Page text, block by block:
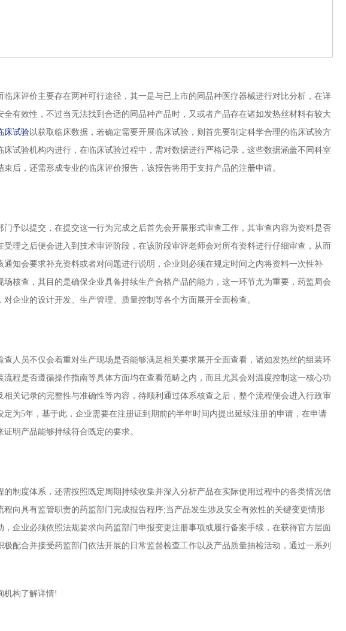
评价主要存在两种可行途径，其一是与已上市的同品种医疗器械进行对比分析，在详
有效性，不过当无法找到合适的同品种产品时，又或者产品存在诸如发热丝材料有较大
床试验以获取临床数据，若确定需要开展临床试验，则首先要制定科学合理的临床试验方
试验机构内进行，在临床试验过程中，需对数据进行严格记录，这些数据涵盖不同科室
后，还需形成专业的临床评价报告，该报告将用于支持产品的注册申请。
以提交，在提交这一行为完成之后首先会开展形式审查工作，其审查内容为资料是否
理之后便会进入到技术审评阶段，在该阶段审评老师会对所有资料进行仔细审查，从而
知会要求补充资料或者对问题进行说明，企业则必须在规定时间之内将资料一次性补
核查，其目的是确保企业具备持续生产合格产品的能力，这一环节尤为重要，药监局会
企业的设计开发、生产管理、质量控制等各个方面展开全面检查。
员不仅会着重对生产现场是否能够满足相关要求展开全面查看，诸如发热丝的组装环
程是否遵循操作指南等具体方面均在查看范畴之内，而且尤其会对温度控制这一核心功
关记录的完整性与准确性等内容，待顺利通过体系核查之后，整个流程便会进入行政审
为5年，基于此，企业需要在注册证到期前的半年时间内提出延续注册的申请，在申请
明产品能够持续符合既定的要求。
度体系，还需按照既定周期持续收集并深入分析产品在实际使用过程中的各类情况信
向具有监管职责的药监部门完成报告程序;当产品发生涉及安全有效性的关键变更情形
企业必须依照法规要求向药监部门申报变更注册事项或履行备案手续，在获得官方层面
配合并接受药监部门依法开展的日常监督检查工作以及产品质量抽检活动，通过一系列
构了解详情!